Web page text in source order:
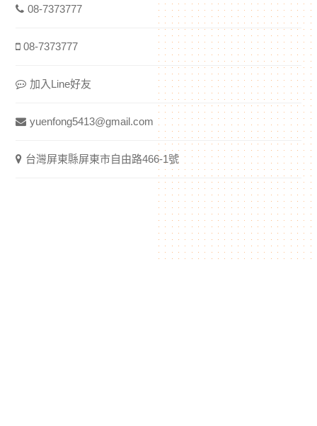
08-7373777
08-7373777
加入Line好友
yuenfong5413@gmail.com
台灣屏東縣屏東市自由路466-1號